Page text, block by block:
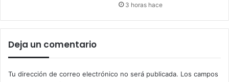
3 horas hace
Deja un comentario
Tu dirección de correo electrónico no será publicada. Los campos